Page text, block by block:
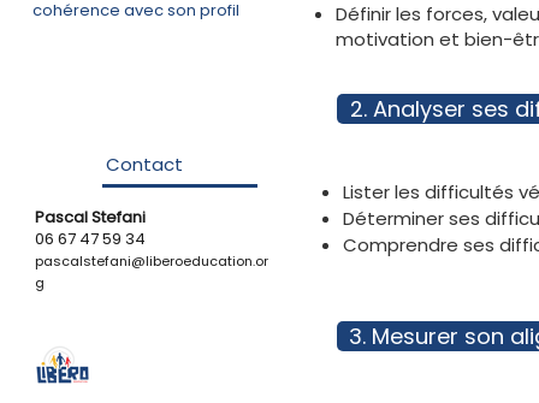
cohérence avec son profil
Définir les forces,
motivation ​et bien-
2. Analyser ses
Contact
Pascal Stefani
06 67 47 59 34
pascalstefani@liberoeducation.or
g
Lister les difficultés
Déterminer ses
Comprendre ses
3. Mesurer son